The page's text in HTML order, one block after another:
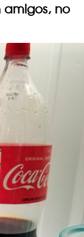
amigos, no